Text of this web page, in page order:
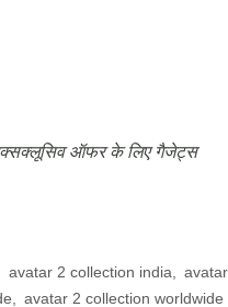
ऑफर के लिए गैजेट्स
avatar 2 collection india
avatar 2 collection